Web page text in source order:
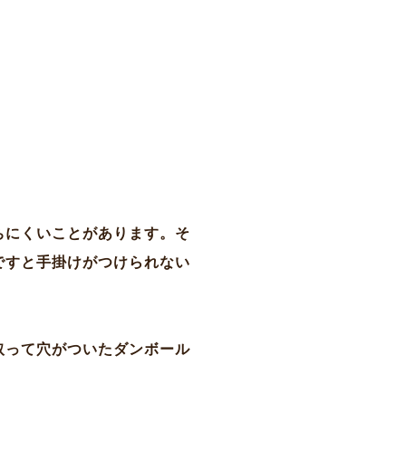
くいことがあります。そ
と手掛けがつけられない
て穴がついたダンボール